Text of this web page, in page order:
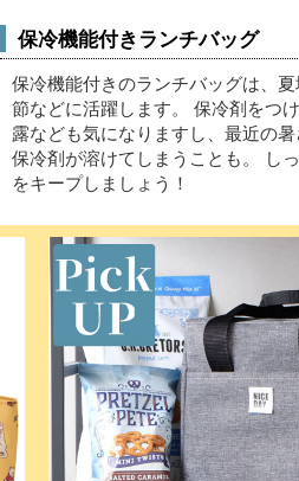
保冷機能付きランチバッグ
保冷機能付きのランチバッグは、
節などに活躍します。
保冷剤をつ
露なども気になりますし、最近の
保冷剤が溶けてしまうことも。
し
をキープしましょう！